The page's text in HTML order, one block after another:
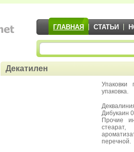
ГЛАВНАЯ СТАТЬИ
Декатилен
упаковка.
Дибукаин
Прочие
перечной.